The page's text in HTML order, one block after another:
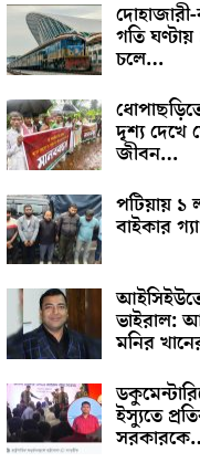
গতি
চলে…
দৃশ্য দেখে
জীবন…
পটিয়ায় ১
বাইকার
ভাইরাল:
মনির
ইস্যুতে